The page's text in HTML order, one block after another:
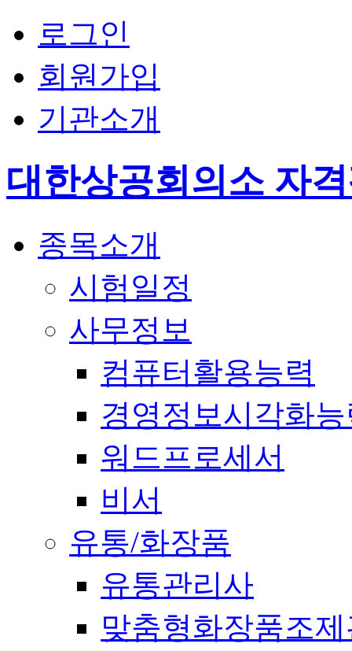
로그인
회원가입
기관소개
대한상공회의소 자
종목소개
시험일정
사무정보
컴퓨터활용능력
경영정보시각화
워드프로세서
비서
유통/화장품
유통관리사
맞춤형화장품조